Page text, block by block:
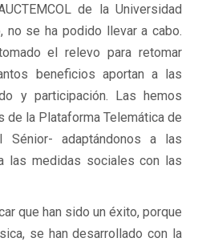
de la Universidad
no se ha podido llevar a cabo.
el relevo para retomar
beneficios aportan a las
y participación. Las hemos
de la Plataforma Telemática de
Sénior- adaptándonos a las
las medidas sociales con las
que han sido un éxito, porque
se han desarrollado con la